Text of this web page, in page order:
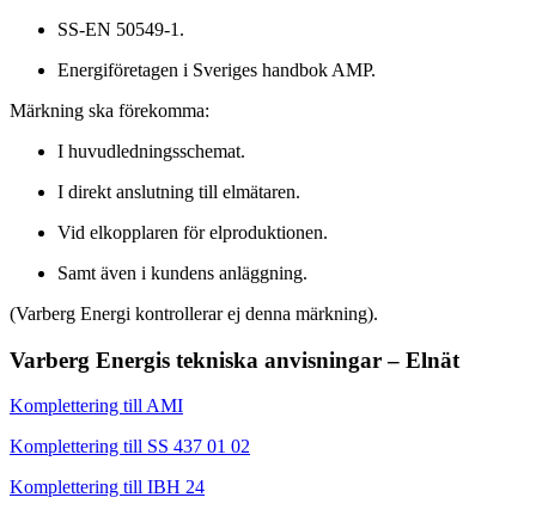
SS-EN 50549-1.
Energiföretagen i Sveriges handbok AMP.
Märkning ska förekomma:
I huvudledningsschemat.
I direkt anslutning till elmätaren.
Vid elkopplaren för elproduktionen.
Samt även i kundens anläggning.
(Varberg Energi kontrollerar ej denna märkning).
Varberg Energis tekniska anvisningar – Elnät
Komplettering till AMI
Komplettering till SS 437 01 02
Komplettering till IBH 24